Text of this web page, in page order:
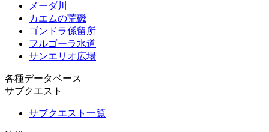
メーダ川
カエムの荒磯
ゴンドラ係留所
フルゴーラ水道
サンエリオ広場
各種データベース
サブクエスト
サブクエスト一覧